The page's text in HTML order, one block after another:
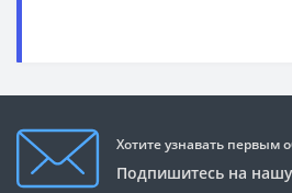
Хотите узнавать первым
Подпишитесь на